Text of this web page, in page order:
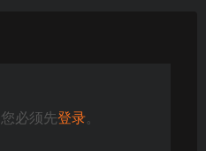
必须先登录。